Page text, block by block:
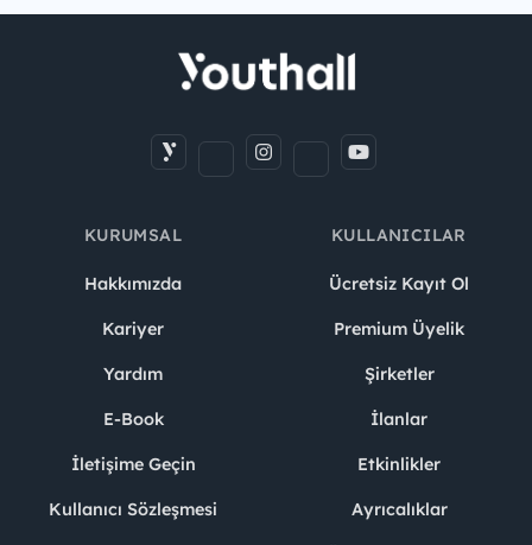
KURUMSAL
Hakkımızda
Kariyer
Yardım
E-Book
İletişime Geçin
Kullanıcı Sözleşmesi
KULLANICILAR
Ücretsiz Kayıt Ol
Premium Üyelik
Şirketler
İlanlar
Etkinlikler
Ayrıcalıklar